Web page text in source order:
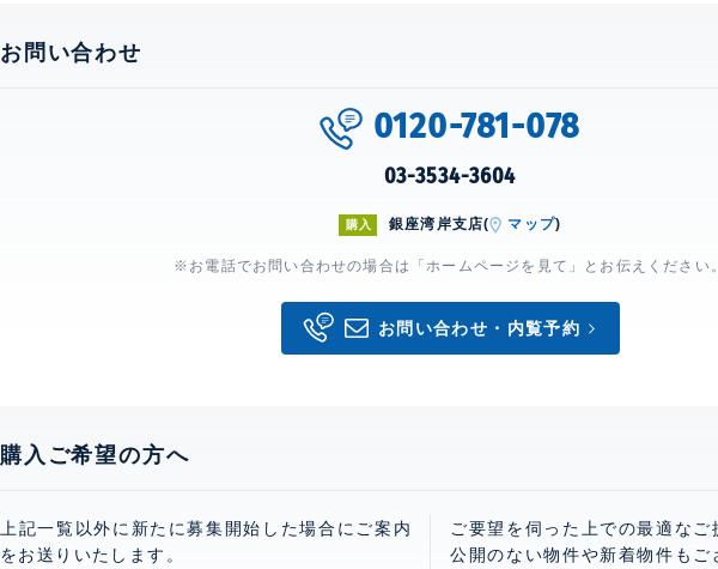
お問い合わせ
0120-781-078
03-3534-3604
購入 銀座湾岸支店( マップ)
※お電話でお問い合わせの場合は「ホームページを見て」とお伝えください
お問い合わせ・内覧予約
購入ご希望の方へ
上記一覧以外に新たに募集開始した場合にご案内
をお送りいたします。
ご要望を伺った上での最適な
公開のない物件や新着物件も